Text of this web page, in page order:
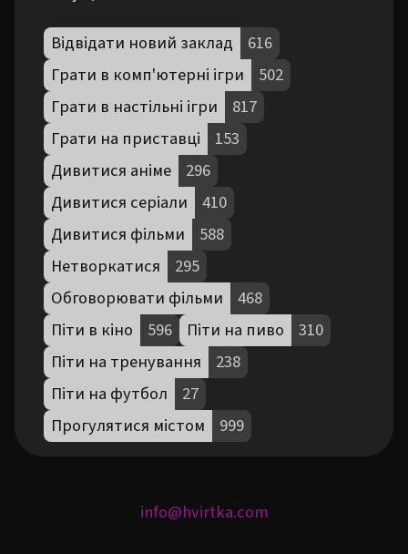
Відвідати новий заклад
616
Грати в комп'ютерні ігри
502
Грати в настільні ігри
817
Грати на приставці
153
Дивитися аніме
296
Дивитися серіали
410
Дивитися фільми
588
Нетворкатися
295
Обговорювати фільми
468
Піти в кіно
596 Піти на пиво
310
Піти на тренування
238
Піти на футбол
27
Прогулятися містом
999
info@hvirtka.com